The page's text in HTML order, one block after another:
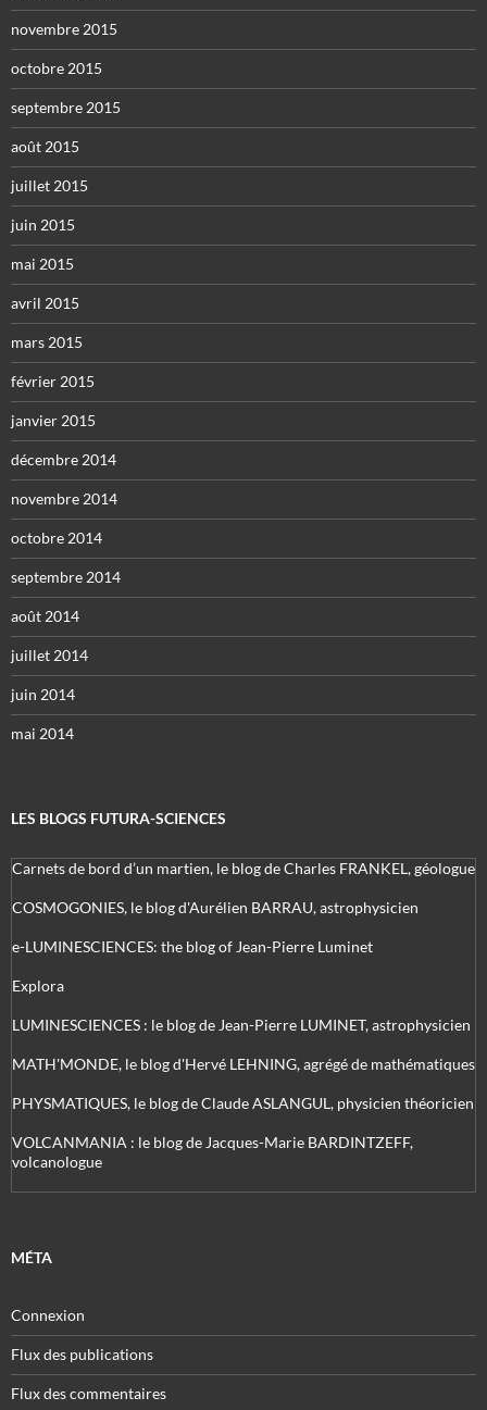
novembre 2015
octobre 2015
septembre 2015
août 2015
juillet 2015
juin 2015
mai 2015
avril 2015
mars 2015
février 2015
janvier 2015
décembre 2014
novembre 2014
octobre 2014
septembre 2014
août 2014
juillet 2014
juin 2014
mai 2014
LES BLOGS FUTURA-SCIENCES
Carnets de bord d’un martien, le blog de Charles FRANKEL, géologue
COSMOGONIES, le blog d'Aurélien BARRAU, astrophysicien
e-LUMINESCIENCES: the blog of Jean-Pierre Luminet
Explora
LUMINESCIENCES : le blog de Jean-Pierre LUMINET, astrophysicien
MATH'MONDE, le blog d'Hervé LEHNING, agrégé de mathématiques
PHYSMATIQUES, le blog de Claude ASLANGUL, physicien théoricien
VOLCANMANIA : le blog de Jacques-Marie BARDINTZEFF,
volcanologue
MÉTA
Connexion
Flux des publications
Flux des commentaires